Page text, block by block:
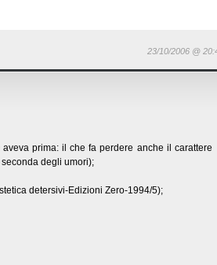
23/10/2006 @
prima: il che fa perdere anche il carattere
degli umori);
detersivi-Edizioni Zero-1994/5);